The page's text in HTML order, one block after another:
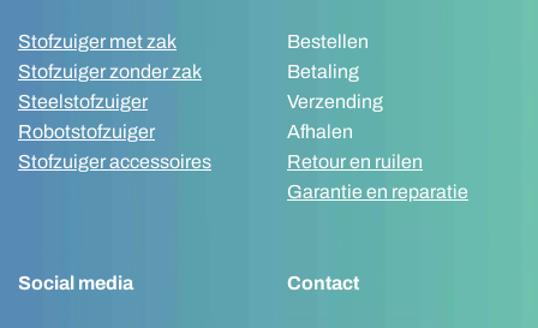
Stofzuiger met zak
Stofzuiger zonder zak
Steelstofzuiger
Robotstofzuiger
Stofzuiger accessoires
Bestellen
Betaling
Verzending
Afhalen
Retour en ruilen
Garantie en reparatie
Social media Contact